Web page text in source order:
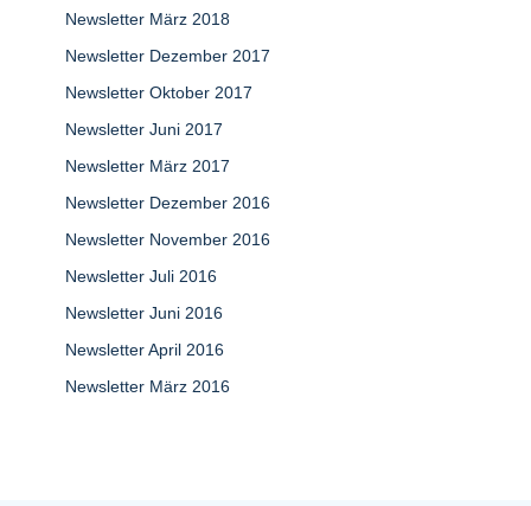
Newsletter März 2018
Newsletter Dezember 2017
Newsletter Oktober 2017
Newsletter Juni 2017
Newsletter März 2017
Newsletter Dezember 2016
Newsletter November 2016
Newsletter Juli 2016
Newsletter Juni 2016
Newsletter April 2016
Newsletter März 2016